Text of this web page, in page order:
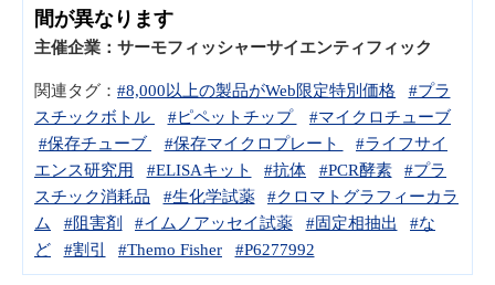
間が異なります
主催企業： サーモフィッシャーサイエンティフィック
関連タグ： #8,000以上の製品がWeb限定特別価格
#プラ
スチックボトル
#ピペットチップ
#マイクロチューブ
#保存チューブ
#保存マイクロプレート
#ライフサイ
エンス研究用
#ELISAキット #抗体 #PCR酵素
#プラ
スチック消耗品
#生化学試薬
#クロマトグラフィーカラ
ム
#阻害剤 #イムノアッセイ試薬 #固定相抽出
#な
ど
#割引 #Themo Fisher #P6277992